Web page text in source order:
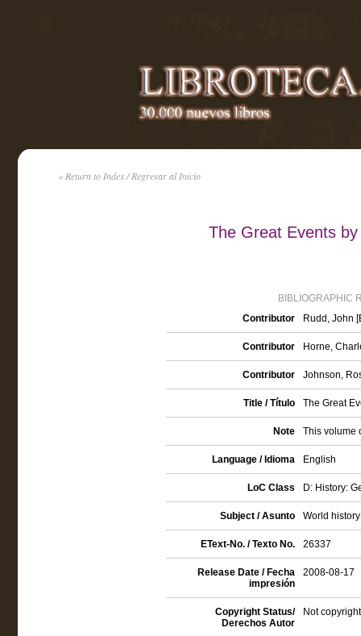
« Return to Index / Regresar al Inicio
The Great Events
BIBLIOGRAPHIC
Contributor
Rudd, John
Contributor Horne,
Contributor Johnson,
Title / Título The Great
Note This volume
Language / Idioma English
LoC Class D: History:
Subject / Asunto World history
EText-No. / Texto No. 26337
Release Date / Fecha
impresión
2008-08-17
Copyright Status/
Derechos Autor
Not